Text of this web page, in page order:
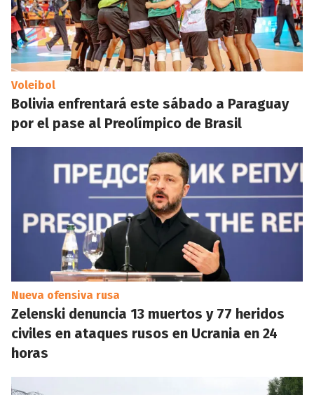
Voleibol
Bolivia enfrentará este sábado a Paraguay
por el pase al Preolímpico de Brasil
Nueva ofensiva rusa
Zelenski denuncia 13 muertos y 77 heridos
civiles en ataques rusos en Ucrania en 24
horas